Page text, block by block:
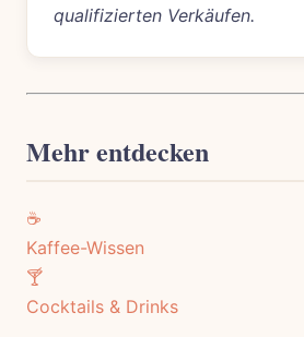
qualifizierten Verkäufen.
Mehr entdecken
☕
Kaffee-Wissen
🍸
Cocktails & Drinks